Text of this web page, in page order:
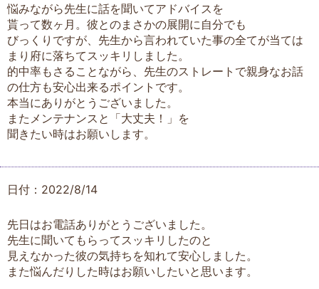
悩みながら先生に話を聞いてアドバイスを
貰って数ヶ月。彼とのまさかの展開に自分でも
びっくりですが、先生から言われていた事の全てが当ては
まり府に落ちてスッキリしました。
的中率もさることながら、先生のストレートで親身なお話
の仕方も安心出来るポイントです。
本当にありがとうございました。
またメンテナンスと「大丈夫！」を
聞きたい時はお願いします。
日付：2022/8/14
先日はお電話ありがとうございました。
先生に聞いてもらってスッキリしたのと
見えなかった彼の気持ちを知れて安心しました。
また悩んだりした時はお願いしたいと思います。